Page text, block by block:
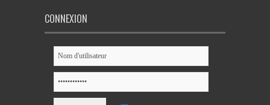
CONNEXION